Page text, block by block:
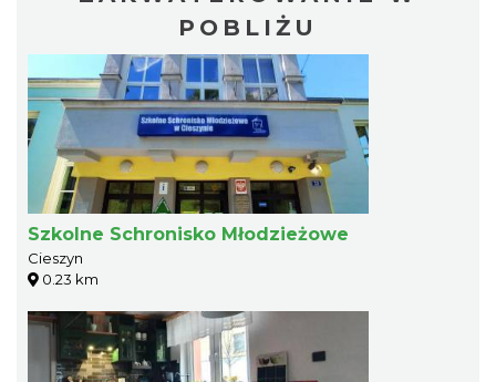
POBLIŻU
Szkolne Schronisko Młodzieżowe
Cieszyn
0.23 km